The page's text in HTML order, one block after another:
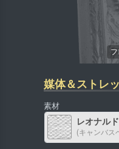
媒体＆ストレ
素材
レオナル
(キャンバス